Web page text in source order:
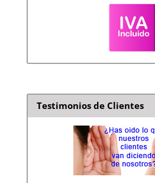
Testimonios de Clientes